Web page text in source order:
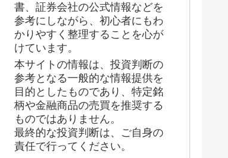
書、証券会社の公式情報などを
参考にしながら、初心者にもわ
かりやすく整理することを心が
けています。
本サイトの情報は、投資判断の
参考となる一般的な情報提供を
目的としたものであり、特定銘
柄や金融商品の売買を推奨する
ものではありません。
最終的な投資判断は、ご自身の
責任で行ってください。